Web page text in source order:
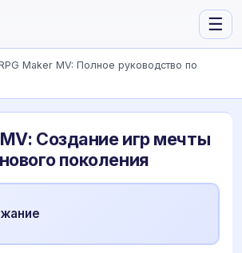
☰
Maker MV: Полное руководство по
Создание игр мечты
поколения